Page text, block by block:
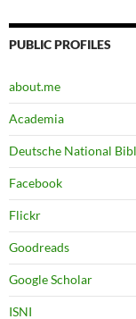
PUBLIC PROFILES
about.me
Academia
Deutsche National
Facebook
Flickr
Goodreads
Google Scholar
ISNI